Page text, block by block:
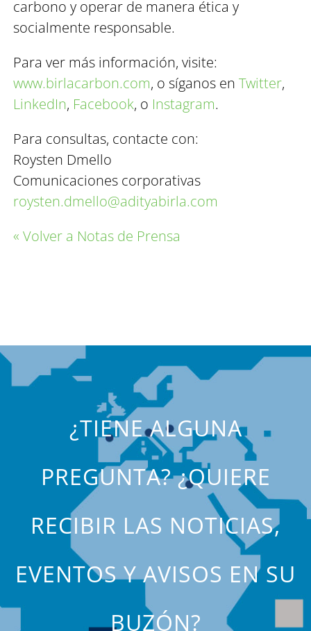
carbono y operar de manera ética y
socialmente responsable.
Para ver más información, visite:
www.birlacarbon.com, o síganos enTwitter,
LinkedIn, Facebook, o Instagram.
Para consultas, contacte con:
Roysten Dmello
Comunicaciones corporativas
roysten.dmello@adityabirla.com
« Volver a Notas de Prensa
¿TIENE ALGUNA
PREGUNTA? ¿QUIERE
RECIBIR LAS NOTICIAS,
EVENTOS Y AVISOS EN SU
BUZÓN?